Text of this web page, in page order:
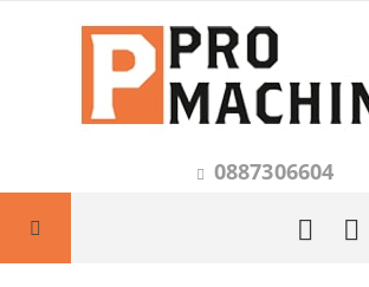
0887306604